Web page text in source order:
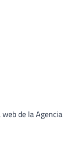
de la Agencia